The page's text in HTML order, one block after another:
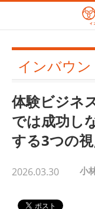
インバウ
体験ビジネ
では成功し
する3つの
2026.03.30 小